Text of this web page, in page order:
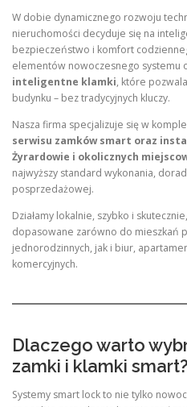
W dobie dynamicznego rozwoju
nieruchomości decyduje się na
bezpieczeństwo i komfort
elementów nowoczesnego systemu
inteligentne klamki, które
budynku – bez tradycyjnych kluczy.
Nasza firma specjalizuje się w
serwisu zamków smart oraz
Żyrardowie i okolicznych
najwyższy standard wykonania,
posprzedażowej.
Działamy lokalnie, szybko i
dopasowane zarówno do mieszkań
jednorodzinnych, jak i biur,
komercyjnych.
Dlaczego warto
zamki i klamki smart?
Systemy smart lock to nie tylko